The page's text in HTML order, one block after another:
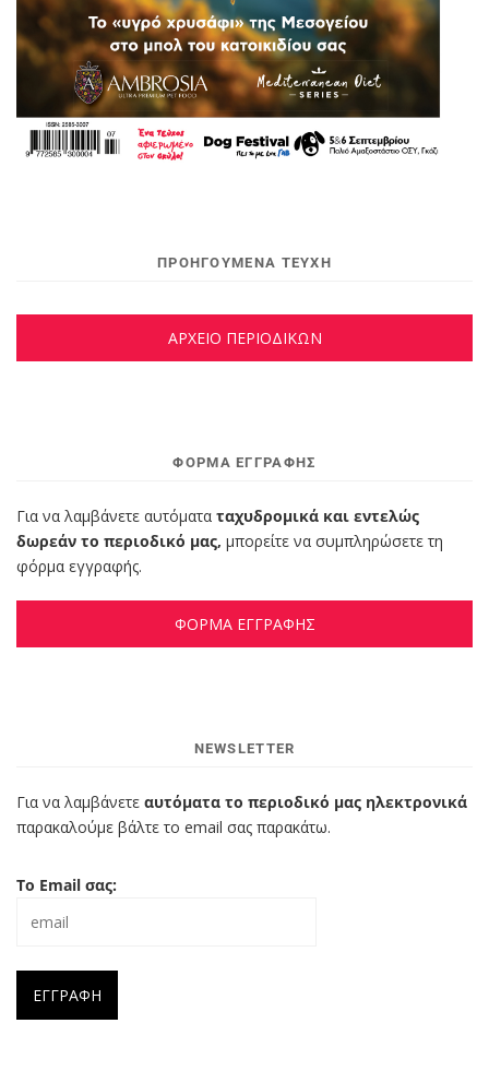
ΠΡΟΗΓΟΥΜΕΝΑ ΤΕΥΧΗ
ΑΡΧΕΙΟ ΠΕΡΙΟΔΙΚΩΝ
ΦΌΡΜΑ ΕΓΓΡΑΦΉΣ
Για να λαμβάνετε αυτόματα ταχυδρομικά και εντελώς
δωρεάν το περιοδικό μας, μπορείτε να συμπληρώσετε τη
φόρμα εγγραφής.
ΦΟΡΜΑ ΕΓΓΡΑΦΗΣ
NEWSLETTER
Για να λαμβάνετε αυτόματα το περιοδικό μας ηλεκτρονικά
παρακαλούμε βάλτε το email σας παρακάτω.
Το Email σας: